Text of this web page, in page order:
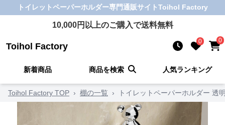
トイレットペーパーホルダー専門通販サイトToihol Factory
10,000円以上のご購入で送料無料
Toihol Factory 0 0
新着商品 商品を検索 人気ランキング
Toihol Factory TOP › 棚の一覧 › トイレットペーパーホルダー 透